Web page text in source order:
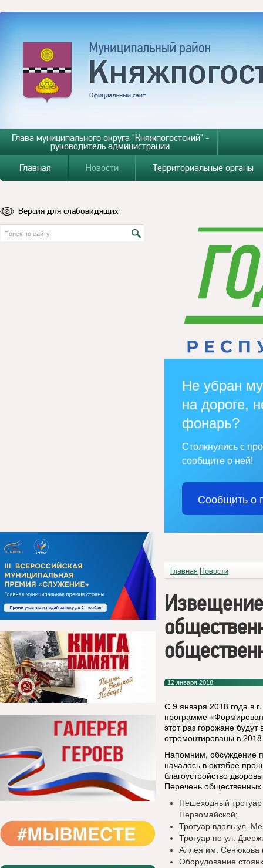
Глава муниципального округа "Княжпогостский" -
руководитель администрации
Главная
Новости Территориальные органы
Версия для слабовидящих
Не убран
на дороге,
фонарь?
Столкнулись с
сообщите о ней!
Сообщить о
Главная Новости
12 января 2018
С 9 января 2018 года в
программе
этот раз горожане
отремонтированы в
Напомним, обсуждение
началось в октябре
благоустройство
Перечень
Пешеходный
Первомайской;
Тротуар вдоль ул.
Тротуар по ул.
Аллея им. Сенюкова
Оборудование